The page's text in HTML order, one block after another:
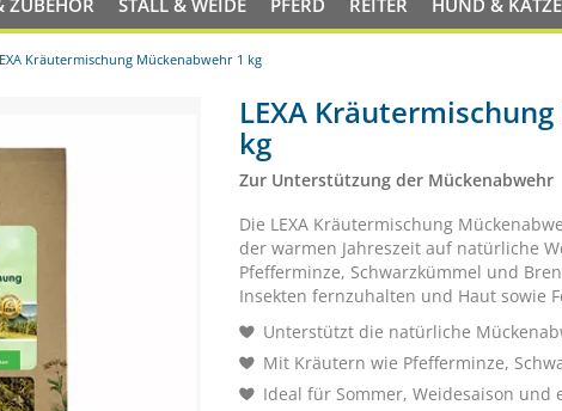
ZUBEHÖR STALL & WEIDE PFERD REITER HUND & KATZE
Kräutermischung Mückenabwehr 1 kg
LEXA
kg
Zur Unterstützung der Mückenabwehr
Die LEXA Kräutermischung
der warmen Jahreszeit auf natürliche
Pfefferminze, Schwarzkümmel und
Insekten fernzuhalten und Haut sowie
Unterstützt die natürliche
Mit Kräutern wie Pfefferminze,
Ideal für Sommer, Weidesaison und